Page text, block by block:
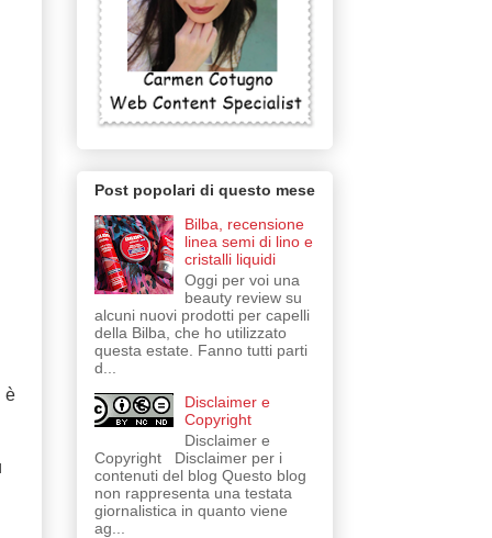
è
Post popolari di questo mese
Bilba, recensione
linea semi di lino e
cristalli liquidi
Oggi per voi una
beauty review su
alcuni nuovi prodotti per capelli
della Bilba, che ho utilizzato
questa estate. Fanno tutti parti
d...
Disclaimer e
Copyright
Disclaimer e
Copyright Disclaimer per i
contenuti del blog Questo blog
non rappresenta una testata
giornalistica in quanto viene
ag...